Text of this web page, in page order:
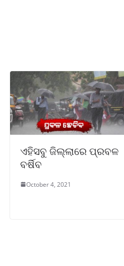
ଏହିସବୁ ଜିଲ୍ଲାରେ ପ୍ରବଳ
ବର୍ଷିବ
October 4, 2021